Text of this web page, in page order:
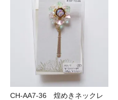
CH-AA7-36 煌めきネックレ